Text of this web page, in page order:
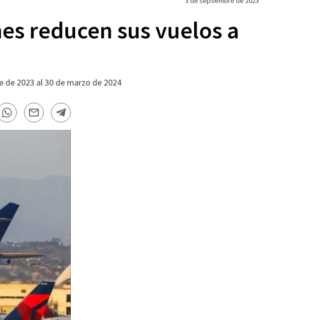
reducen sus vuelos a
de 2023 al 30 de marzo de 2024